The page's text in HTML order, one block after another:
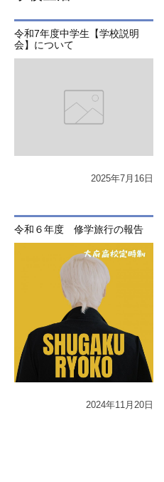
令和7年度中学生【学校説明
会】について
2025年7月16日
令和６年度 修学旅行の報告
2024年11月20日